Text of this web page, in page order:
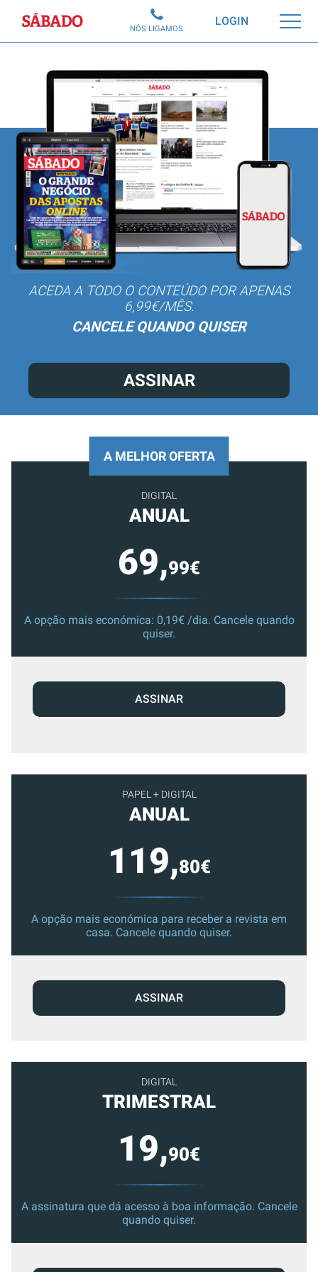
Sábado LOGIN
NÓS LIGAMOS
ACEDA A TODO O CONTEÚDO POR APENAS
6,99€/MÊS.
CANCELE QUANDO QUISER
ASSINAR
PAPEL + DIGITAL
ANUAL
119,80€
A opção mais económica para receber a revista em
casa. Cancele quando quiser.
ASSINAR
DIGITAL
TRIMESTRAL
19,90€
A assinatura que dá acesso à boa informação. Cancele
quando quiser.
A MELHOR OFERTA
DIGITAL
ANUAL
69,99€
A opção mais económica: 0,19€ /dia. Cancele quando
quiser.
ASSINAR